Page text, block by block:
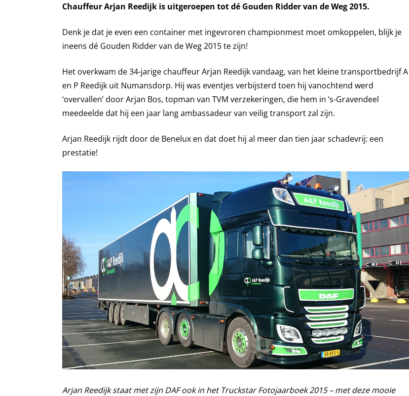
Chauffeur Arjan Reedijk is uitgeroepen tot dé Gouden Ridder van de Weg 2015.
Denk je dat je even een container met ingevroren championmest moet omkoppelen, blijk je
ineens dé Gouden Ridder van de Weg 2015 te zijn!
Het overkwam de 34-jarige chauffeur Arjan Reedijk vandaag, van het kleine transportbedrijf A
en P Reedijk uit Numansdorp. Hij was eventjes verbijsterd toen hij vanochtend werd
‘overvallen’ door Arjan Bos, topman van TVM verzekeringen, die hem in ’s-Gravendeel
meedeelde dat hij een jaar lang ambassadeur van veilig transport zal zijn.
Arjan Reedijk rijdt door de Benelux en dat doet hij al meer dan tien jaar schadevrij: een
prestatie!
Arjan Reedijk staat met zijn DAF ook in het Truckstar Fotojaarboek 2015 – met deze mooie